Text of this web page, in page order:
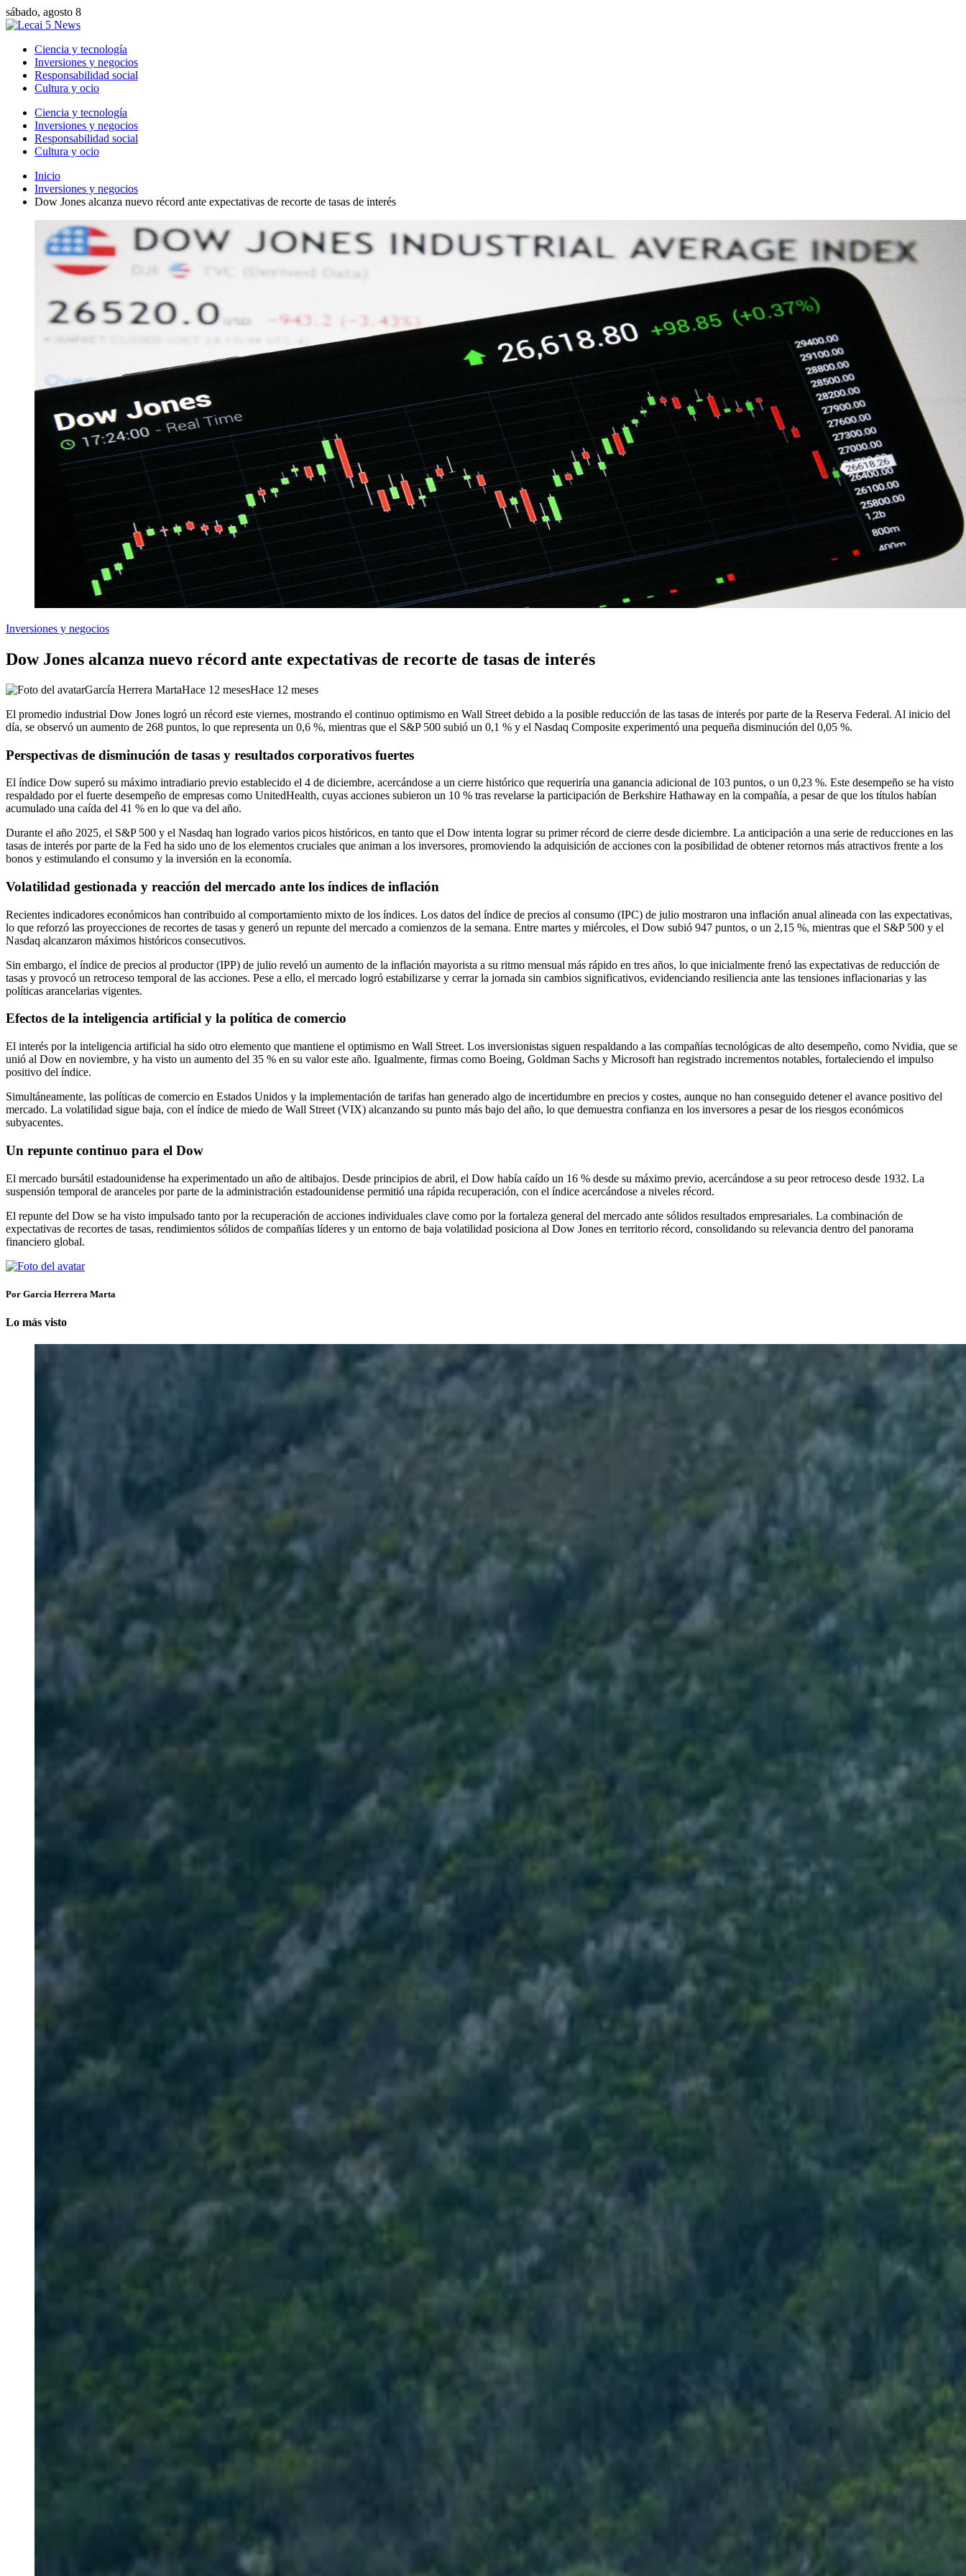
sábado, agosto 8
Ciencia y tecnología
Inversiones y negocios
Responsabilidad social
Cultura y ocio
Ciencia y tecnología
Inversiones y negocios
Responsabilidad social
Cultura y ocio
Inicio
Inversiones y negocios
Dow Jones alcanza nuevo récord ante expectativas de recorte de tasas de interés
Inversiones y negocios
Dow Jones alcanza nuevo récord ante expectativas de recorte de tasas de interés
García Herrera MartaHace 12 mesesHace 12 meses
El promedio industrial Dow Jones logró un récord este viernes, mostrando el continuo optimismo en Wall Street debido a la posible reducción de las tasas de interés por parte de la Reserva Federal. Al inicio del
día, se observó un aumento de 268 puntos, lo que representa un 0,6 %, mientras que el S&P 500 subió un 0,1 % y el Nasdaq Composite experimentó una pequeña disminución del 0,05 %.
Perspectivas de disminución de tasas y resultados corporativos fuertes
El índice Dow superó su máximo intradiario previo establecido el 4 de diciembre, acercándose a un cierre histórico que requeriría una ganancia adicional de 103 puntos, o un 0,23 %. Este desempeño se ha visto
respaldado por el fuerte desempeño de empresas como UnitedHealth, cuyas acciones subieron un 10 % tras revelarse la participación de Berkshire Hathaway en la compañía, a pesar de que los títulos habían
acumulado una caída del 41 % en lo que va del año.
Durante el año 2025, el S&P 500 y el Nasdaq han logrado varios picos históricos, en tanto que el Dow intenta lograr su primer récord de cierre desde diciembre. La anticipación a una serie de reducciones en las
tasas de interés por parte de la Fed ha sido uno de los elementos cruciales que animan a los inversores, promoviendo la adquisición de acciones con la posibilidad de obtener retornos más atractivos frente a los
bonos y estimulando el consumo y la inversión en la economía.
Volatilidad gestionada y reacción del mercado ante los índices de inflación
Recientes indicadores económicos han contribuido al comportamiento mixto de los índices. Los datos del índice de precios al consumo (IPC) de julio mostraron una inflación anual alineada con las expectativas,
lo que reforzó las proyecciones de recortes de tasas y generó un repunte del mercado a comienzos de la semana. Entre martes y miércoles, el Dow subió 947 puntos, o un 2,15 %, mientras que el S&P 500 y el
Nasdaq alcanzaron máximos históricos consecutivos.
Sin embargo, el índice de precios al productor (IPP) de julio reveló un aumento de la inflación mayorista a su ritmo mensual más rápido en tres años, lo que inicialmente frenó las expectativas de reducción de
tasas y provocó un retroceso temporal de las acciones. Pese a ello, el mercado logró estabilizarse y cerrar la jornada sin cambios significativos, evidenciando resiliencia ante las tensiones inflacionarias y las
políticas arancelarias vigentes.
Efectos de la inteligencia artificial y la política de comercio
El interés por la inteligencia artificial ha sido otro elemento que mantiene el optimismo en Wall Street. Los inversionistas siguen respaldando a las compañías tecnológicas de alto desempeño, como Nvidia, que se
unió al Dow en noviembre, y ha visto un aumento del 35 % en su valor este año. Igualmente, firmas como Boeing, Goldman Sachs y Microsoft han registrado incrementos notables, fortaleciendo el impulso
positivo del índice.
Simultáneamente, las políticas de comercio en Estados Unidos y la implementación de tarifas han generado algo de incertidumbre en precios y costes, aunque no han conseguido detener el avance positivo del
mercado. La volatilidad sigue baja, con el índice de miedo de Wall Street (VIX) alcanzando su punto más bajo del año, lo que demuestra confianza en los inversores a pesar de los riesgos económicos
subyacentes.
Un repunte continuo para el Dow
El mercado bursátil estadounidense ha experimentado un año de altibajos. Desde principios de abril, el Dow había caído un 16 % desde su máximo previo, acercándose a su peor retroceso desde 1932. La
suspensión temporal de aranceles por parte de la administración estadounidense permitió una rápida recuperación, con el índice acercándose a niveles récord.
El repunte del Dow se ha visto impulsado tanto por la recuperación de acciones individuales clave como por la fortaleza general del mercado ante sólidos resultados empresariales. La combinación de
expectativas de recortes de tasas, rendimientos sólidos de compañías líderes y un entorno de baja volatilidad posiciona al Dow Jones en territorio récord, consolidando su relevancia dentro del panorama
financiero global.
Por García Herrera Marta
Lo más visto